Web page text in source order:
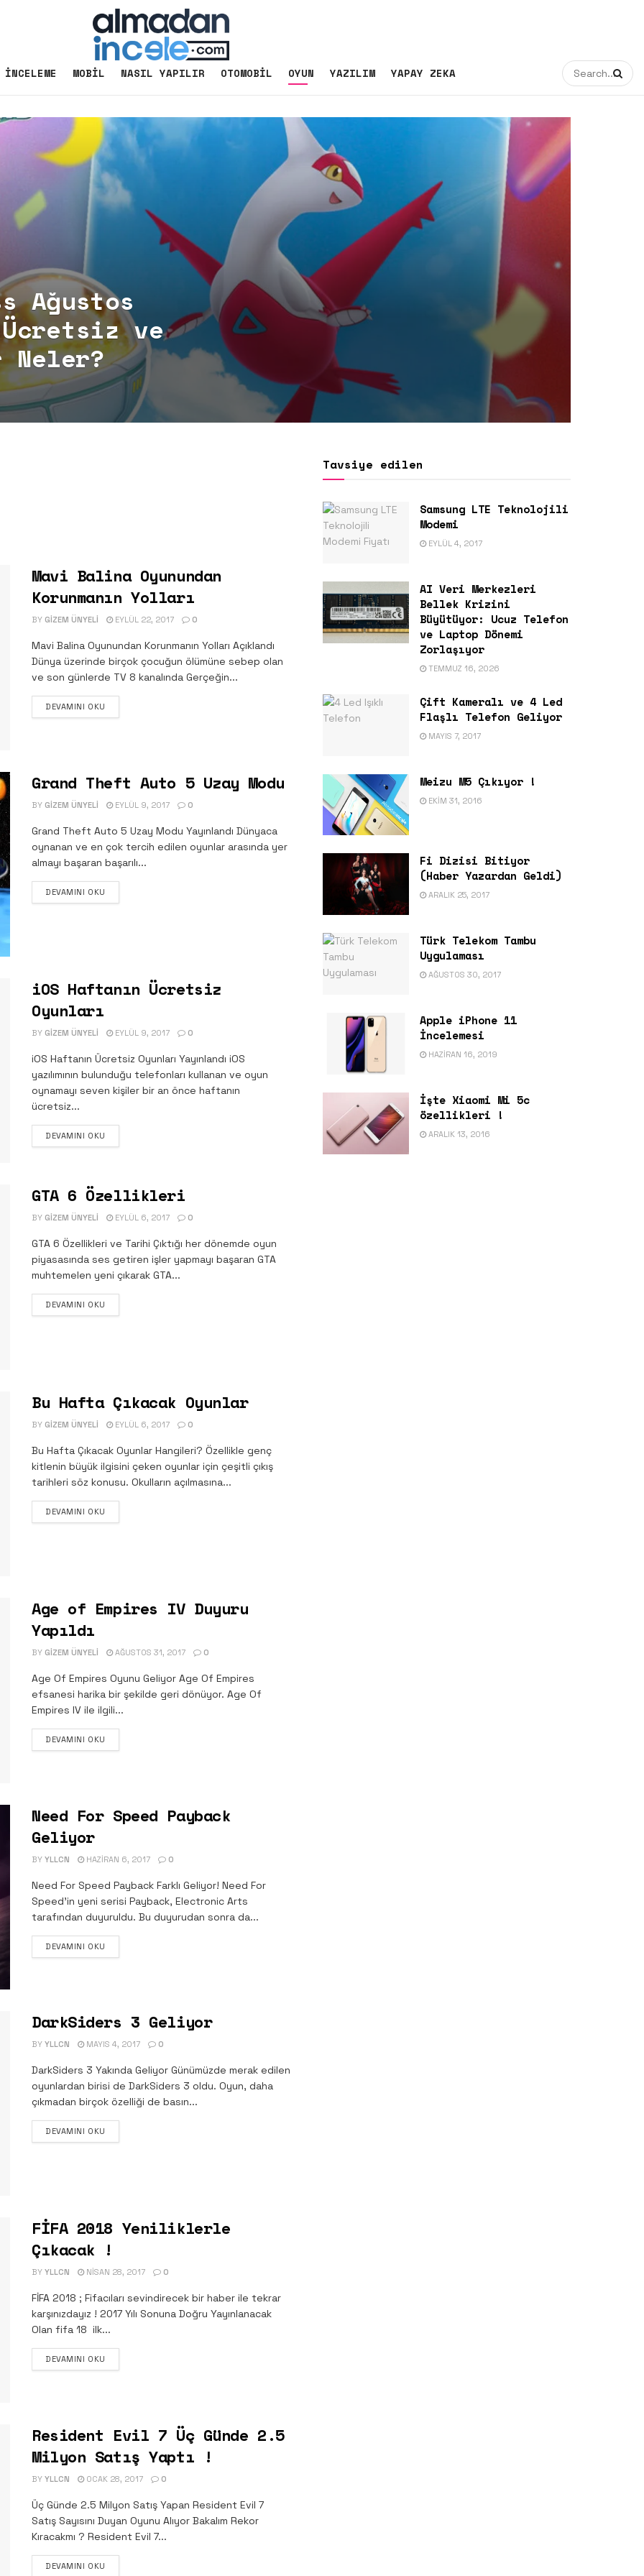
İNCELEME MOBIL NASIL YAPILIR OTOMOBIL OYUN YAZILIM YAPAY ZEKA
Ağustos
ve
Neler?
Mavi Balina Oyunundan
Korunmanın Yolları
BY GIZEM ÜNYELI EYLÜL 22, 2017 0
Mavi Balina Oyunundan Korunmanın Yolları Açıklandı
Dünya üzerinde birçok çocuğun ölümüne sebep olan
ve son günlerde TV 8 kanalında Gerçeğin...
DEVAMINI OKU
Grand Theft Auto 5 Uzay Modu
BY GIZEM ÜNYELI EYLÜL 9, 2017 0
Grand Theft Auto 5 Uzay Modu Yayınlandı Dünyaca
oynanan ve en çok tercih edilen oyunlar arasında yer
almayı başaran başarılı...
DEVAMINI OKU
iOS Haftanın Ücretsiz
Oyunları
BY GIZEM ÜNYELI EYLÜL 9, 2017 0
iOS Haftanın Ücretsiz Oyunları Yayınlandı iOS
yazılımının bulunduğu telefonları kullanan ve oyun
oynamayı seven kişiler bir an önce haftanın
ücretsiz...
DEVAMINI OKU
GTA 6 Özellikleri
BY GIZEM ÜNYELI EYLÜL 6, 2017 0
GTA 6 Özellikleri ve Tarihi Çıktığı her dönemde oyun
piyasasında ses getiren işler yapmayı başaran GTA
muhtemelen yeni çıkarak GTA...
DEVAMINI OKU
Bu Hafta Çıkacak Oyunlar
BY GIZEM ÜNYELI EYLÜL 6, 2017 0
Bu Hafta Çıkacak Oyunlar Hangileri? Özellikle genç
kitlenin büyük ilgisini çeken oyunlar için çeşitli çıkış
tarihleri söz konusu. Okulların açılmasına...
DEVAMINI OKU
Age of Empires IV Duyuru
Yapıldı
BY GIZEM ÜNYELI AĞUSTOS 31, 2017 0
Age Of Empires Oyunu Geliyor Age Of Empires
efsanesi harika bir şekilde geri dönüyor. Age Of
Empires IV ile ilgili...
DEVAMINI OKU
Need For Speed Payback
Geliyor
BY YLLCN HAZIRAN 6, 2017 0
Need For Speed Payback Farklı Geliyor! Need For
Speed’in yeni serisi Payback, Electronic Arts
tarafından duyuruldu. Bu duyurudan sonra da...
DEVAMINI OKU
DarkSiders 3 Geliyor
BY YLLCN MAYIS 4, 2017 0
DarkSiders 3 Yakında Geliyor Günümüzde merak edilen
oyunlardan birisi de DarkSiders 3 oldu. Oyun, daha
çıkmadan birçok özelliği de basın...
DEVAMINI OKU
FİFA 2018 Yeniliklerle
Çıkacak !
BY YLLCN NISAN 28, 2017 0
FİFA 2018 ; Fifacıları sevindirecek bir haber ile tekrar
karşınızdayız ! 2017 Yılı Sonuna Doğru Yayınlanacak
Olan fifa 18 ilk...
DEVAMINI OKU
Resident Evil 7 Üç Günde 2.5
Milyon Satış Yaptı !
BY YLLCN OCAK 28, 2017 0
Üç Günde 2.5 Milyon Satış Yapan Resident Evil 7
Satış Sayısını Duyan Oyunu Alıyor Bakalım Rekor
Kıracakmı ? Resident Evil 7...
DEVAMINI OKU
Tavsiye edilen
Samsung LTE Teknolojili
Modemi
EYLÜL 4, 2017
AI Veri Merkezleri
Bellek Krizini
Büyütüyor: Ucuz Telefon
ve Laptop Dönemi
Zorlaşıyor
TEMMUZ 16, 2026
Çift Kameralı ve 4 Led
Flaşlı Telefon Geliyor
MAYIS 7, 2017
Meizu M5 Çıkıyor !
EKIM 31, 2016
Fi Dizisi Bitiyor
(Haber Yazardan Geldi)
ARALIK 25, 2017
Türk Telekom Tambu
Uygulaması
AĞUSTOS 30, 2017
Apple iPhone 11
İncelemesi
HAZIRAN 16, 2019
İşte Xiaomi Mi 5c
özellikleri !
ARALIK 13, 2016